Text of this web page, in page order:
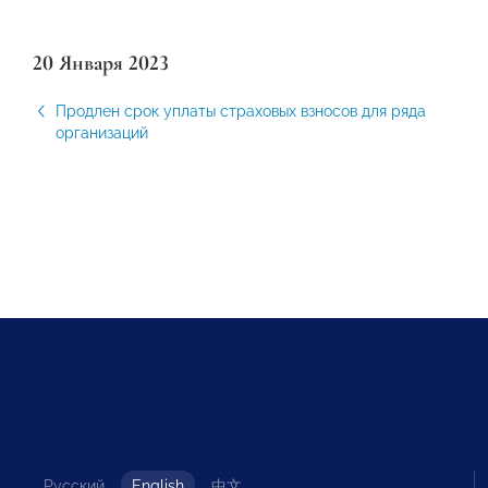
20 Января 2023
Продлен срок уплаты страховых взносов для ряда
организаций